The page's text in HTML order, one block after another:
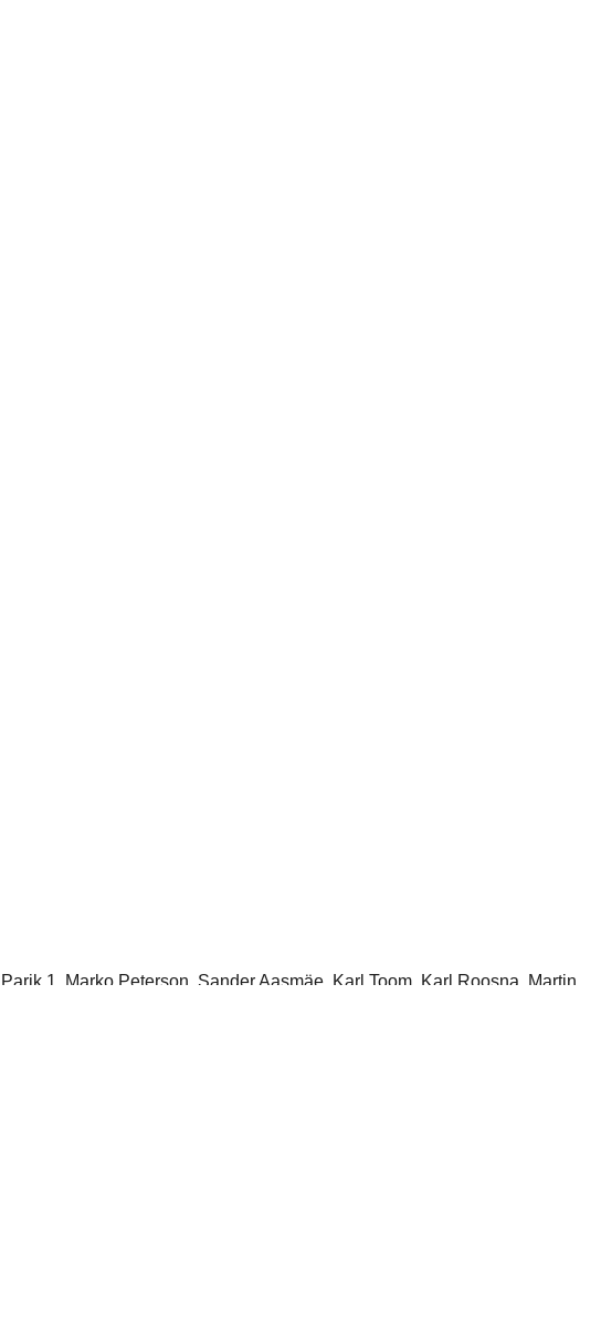
1, Marko Peterson, Sander Aasmäe, Karl Toom, Karl Roosna, Martin